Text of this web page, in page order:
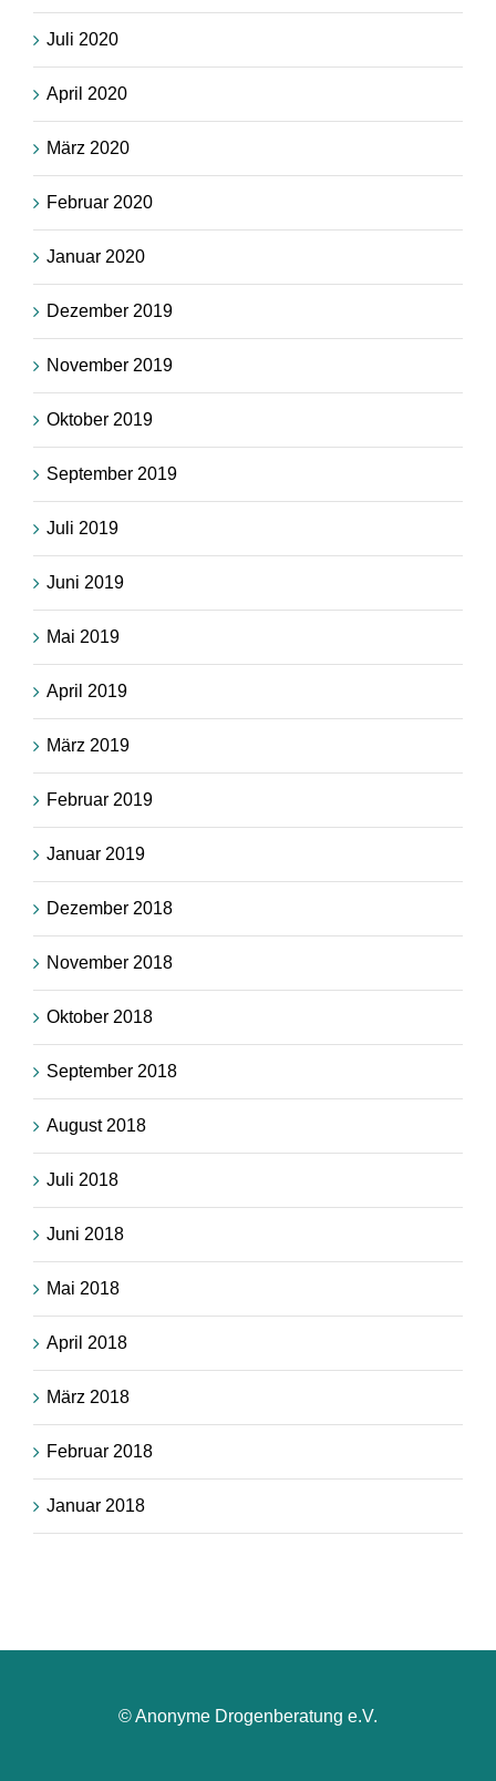
Juli 2020
April 2020
März 2020
Februar 2020
Januar 2020
Dezember 2019
November 2019
Oktober 2019
September 2019
Juli 2019
Juni 2019
Mai 2019
April 2019
März 2019
Februar 2019
Januar 2019
Dezember 2018
November 2018
Oktober 2018
September 2018
August 2018
Juli 2018
Juni 2018
Mai 2018
April 2018
März 2018
Februar 2018
Januar 2018
© Anonyme Drogenberatung e.V.